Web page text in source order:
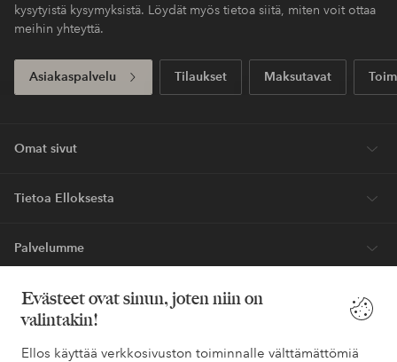
Evästeet ovat sinun, joten niin on
valintakin!
Ellos käyttää verkkosivuston toiminnalle välttämättömiä
kysytyistä kysymyksistä. Löydät myös tietoa siitä, miten voit ottaa
meihin yhteyttä.
Asiakaspalvelu Tilaukset Maksutavat
Omat sivut
Tietoa Elloksesta
Palvelumme
Ehdot
Ystävät